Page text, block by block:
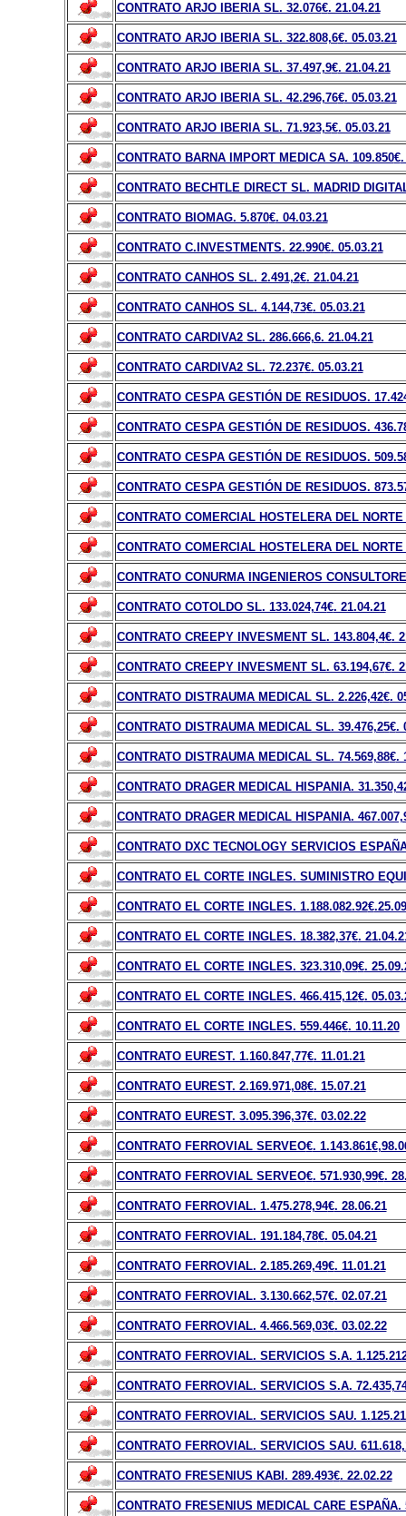
CONTRATO ARJO IBERIA SL. 32.076€. 21.04.21
CONTRATO ARJO IBERIA SL. 322.808,6€. 05.03.21
CONTRATO ARJO IBERIA SL. 37.497,9€. 21.04.21
CONTRATO ARJO IBERIA SL. 42.296,76€. 05.03.21
CONTRATO ARJO IBERIA SL. 71.923,5€. 05.03.21
CONTRATO BARNA IMPORT MEDICA SA. 109.850€.
CONTRATO BECHTLE DIRECT SL. MADRID
CONTRATO BIOMAG. 5.870€. 04.03.21
CONTRATO C.INVESTMENTS. 22.990€. 05.03.21
CONTRATO CANHOS SL. 2.491,2€. 21.04.21
CONTRATO CANHOS SL. 4.144,73€. 05.03.21
CONTRATO CARDIVA2 SL. 286.666,6. 21.04.21
CONTRATO CARDIVA2 SL. 72.237€. 05.03.21
CONTRATO CESPA GESTIÓN DE RESIDUOS.
CONTRATO CESPA GESTIÓN DE RESIDUOS.
CONTRATO CESPA GESTIÓN DE RESIDUOS.
CONTRATO CESPA GESTIÓN DE RESIDUOS.
CONTRATO COMERCIAL HOSTELERA DEL
CONTRATO COMERCIAL HOSTELERA DEL
CONTRATO CONURMA INGENIEROS
CONTRATO COTOLDO SL. 133.024,74€. 21.04.21
CONTRATO CREEPY INVESMENT SL. 143.804,4€.
CONTRATO CREEPY INVESMENT SL. 63.194,67€.
CONTRATO DISTRAUMA MEDICAL SL. 2.226,42€.
CONTRATO DISTRAUMA MEDICAL SL. 39.476,25€.
CONTRATO DISTRAUMA MEDICAL SL. 74.569,88€.
CONTRATO DRAGER MEDICAL HISPANIA.
CONTRATO DRAGER MEDICAL HISPANIA.
CONTRATO DXC TECNOLOGY SERVICIOS
CONTRATO EL CORTE INGLES. SUMINISTRO
CONTRATO EL CORTE INGLES. 1.188.082.92€
CONTRATO EL CORTE INGLES. 18.382,37€.
CONTRATO EL CORTE INGLES. 323.310,09€.
CONTRATO EL CORTE INGLES. 466.415,12€.
CONTRATO EL CORTE INGLES. 559.446€. 10.11.20
CONTRATO EUREST. 1.160.847,77€. 11.01.21
CONTRATO EUREST. 2.169.971,08€. 15.07.21
CONTRATO EUREST. 3.095.396,37€. 03.02.22
CONTRATO FERROVIAL SERVEO€. 1.143.861€
CONTRATO FERROVIAL SERVEO€. 571.930,99€.
CONTRATO FERROVIAL. 1.475.278,94€. 28.06.21
CONTRATO FERROVIAL. 191.184,78€. 05.04.21
CONTRATO FERROVIAL. 2.185.269,49€. 11.01.21
CONTRATO FERROVIAL. 3.130.662,57€. 02.07.21
CONTRATO FERROVIAL. 4.466.569,03€. 03.02.22
CONTRATO FERROVIAL. SERVICIOS S.A.
CONTRATO FERROVIAL. SERVICIOS S.A.
CONTRATO FERROVIAL. SERVICIOS SAU.
CONTRATO FERROVIAL. SERVICIOS SAU.
CONTRATO FRESENIUS KABI. 289.493€. 22.02.22
CONTRATO FRESENIUS MEDICAL CARE ESPAÑA.